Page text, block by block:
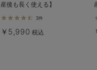
産後も長く使える】
3件
￥5,990 税込